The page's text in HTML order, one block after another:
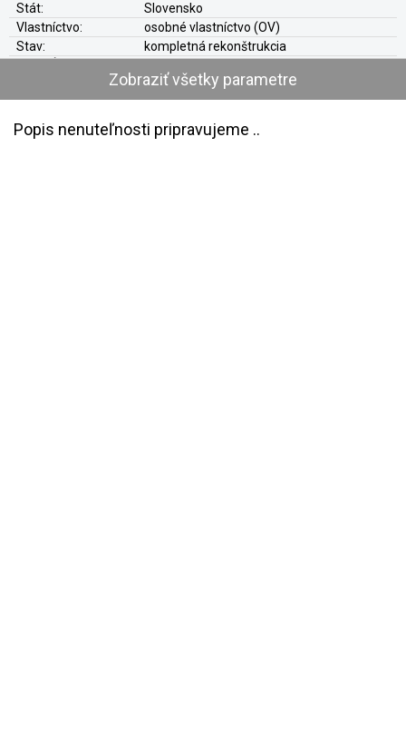
Stát:
Slovensko
Vlastníctvo:
osobné vlastníctvo (OV)
Stav:
kompletná rekonštrukcia
tehla (tehlový)
Prístup:
verejná komunikácia
Loggia:
áno
Kúpeľní
áno
Zobraziť všetky parametre
Popis nenuteľnosti pripravujeme ..